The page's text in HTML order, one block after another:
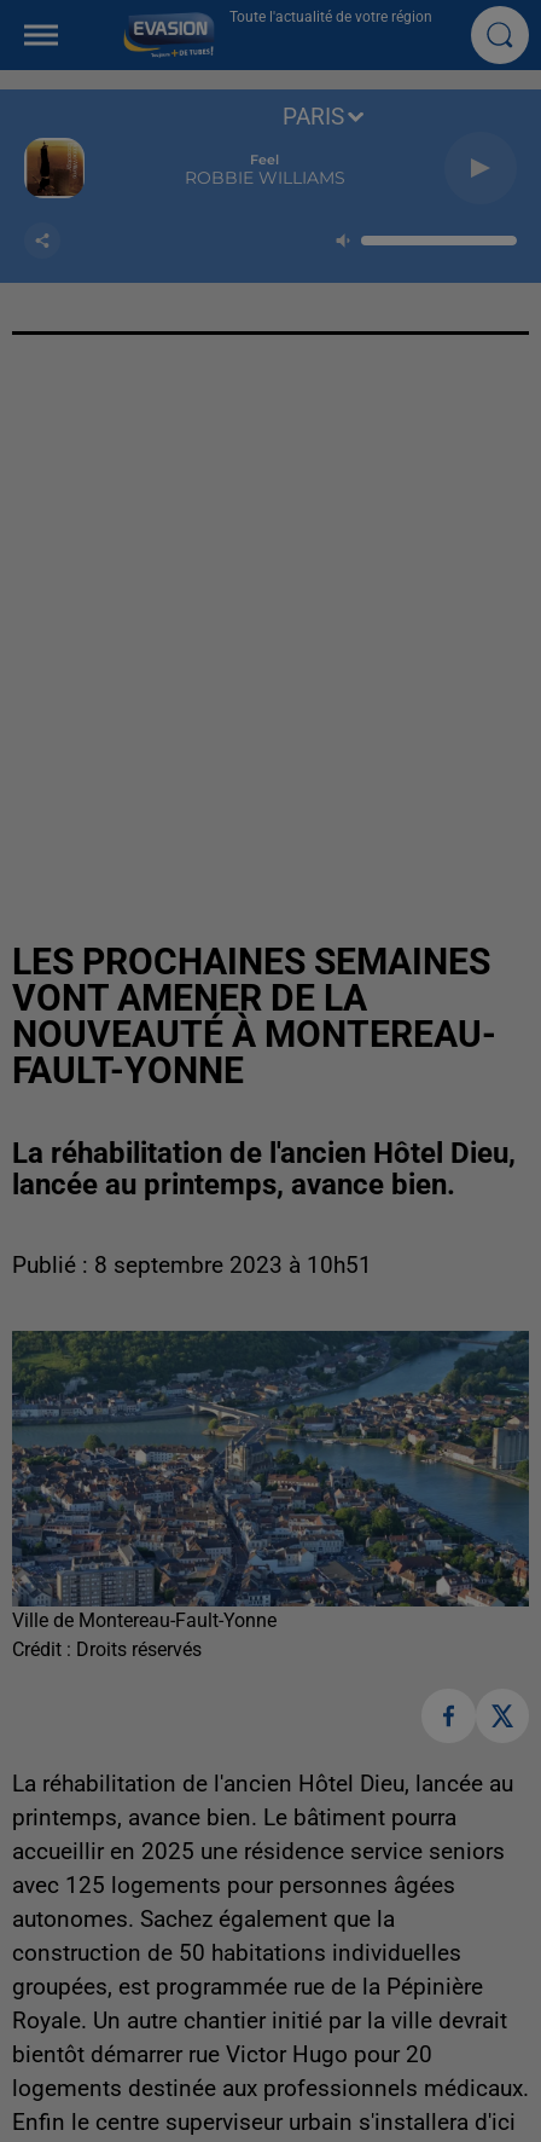
Toute l'actualité de votre région
Feel
ROBBIE WILLIAMS
PARIS
LES PROCHAINES SEMAINES
VONT AMENER DE LA
NOUVEAUTÉ À MONTEREAU-
FAULT-YONNE
La réhabilitation de l'ancien Hôtel Dieu,
lancée au printemps, avance bien.
Publié : 8 septembre 2023 à 10h51
Ville de Montereau-Fault-Yonne
Crédit : Droits réservés
La réhabilitation de l'ancien Hôtel Dieu, lancée au
printemps, avance bien. Le bâtiment pourra
accueillir en 2025 une résidence service seniors
avec 125 logements pour personnes âgées
autonomes. Sachez également que la
construction de 50 habitations individuelles
groupées, est programmée rue de la Pépinière
Royale. Un autre chantier initié par la ville devrait
bientôt démarrer rue Victor Hugo pour 20
logements destinée aux professionnels médicaux.
Enfin le centre superviseur urbain s'installera d'ici